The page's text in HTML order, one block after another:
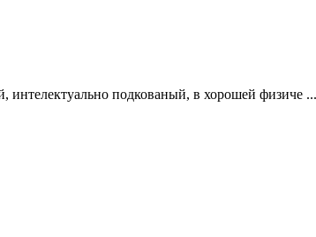
подкованый, в хорошей физиче ...